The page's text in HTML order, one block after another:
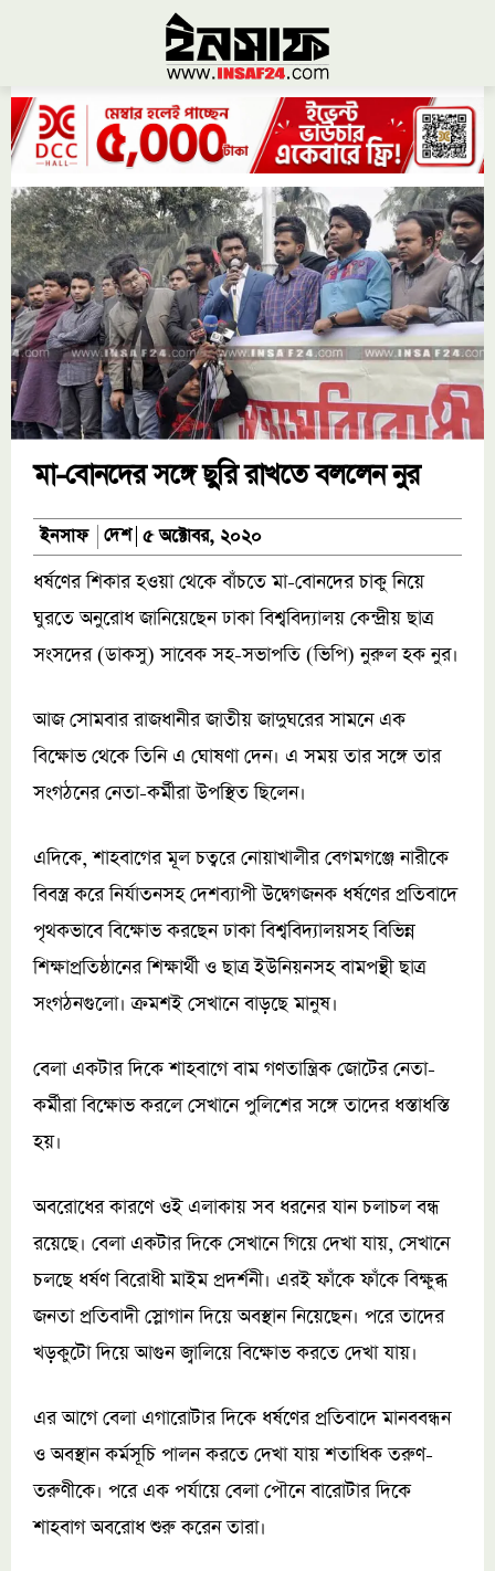
মা-বোনদের সঙ্গে ছুরি রাখতে বললেন নুর
ইনসাফ দেশ ৫ অক্টোবর, ২০২০
ধর্ষণের শিকার হওয়া থেকে বাঁচতে মা-বোনদের চাকু নিয়ে
ঘুরতে অনুরোধ জানিয়েছেন ঢাকা বিশ্ববিদ্যালয় কেন্দ্রীয় ছাত্র
সংসদের (ডাকসু) সাবেক সহ-সভাপতি (ভিপি) নুরুল হক নুর।
আজ সোমবার রাজধানীর জাতীয় জাদুঘরের সামনে এক
বিক্ষোভ থেকে তিনি এ ঘোষণা দেন। এ সময় তার সঙ্গে তার
সংগঠনের নেতা-কর্মীরা উপস্থিত ছিলেন।
এদিকে, শাহবাগের মূল চত্বরে নোয়াখালীর বেগমগঞ্জে নারীকে
বিবস্ত্র করে নির্যাতনসহ দেশব্যাপী উদ্বেগজনক ধর্ষণের প্রতিবাদে
পৃথকভাবে বিক্ষোভ করছেন ঢাকা বিশ্ববিদ্যালয়সহ বিভিন্ন
শিক্ষাপ্রতিষ্ঠানের শিক্ষার্থী ও ছাত্র ইউনিয়নসহ বামপন্থী ছাত্র
সংগঠনগুলো। ক্রমশই সেখানে বাড়ছে মানুষ।
বেলা একটার দিকে শাহবাগে বাম গণতান্ত্রিক জোটের নেতা-
কর্মীরা বিক্ষোভ করলে সেখানে পুলিশের সঙ্গে তাদের ধস্তাধস্তি
হয়।
অবরোধের কারণে ওই এলাকায় সব ধরনের যান চলাচল বন্ধ
রয়েছে। বেলা একটার দিকে সেখানে গিয়ে দেখা যায়, সেখানে
চলছে ধর্ষণ বিরোধী মাইম প্রদর্শনী। এরই ফাঁকে ফাঁকে বিক্ষুব্ধ
জনতা প্রতিবাদী স্লোগান দিয়ে অবস্থান নিয়েছেন। পরে তাদের
খড়কুটো দিয়ে আগুন জ্বালিয়ে বিক্ষোভ করতে দেখা যায়।
এর আগে বেলা এগারোটার দিকে ধর্ষণের প্রতিবাদে মানববন্ধন
ও অবস্থান কর্মসূচি পালন করতে দেখা যায় শতাধিক তরুণ-
তরুণীকে। পরে এক পর্যায়ে বেলা পৌনে বারোটার দিকে
শাহবাগ অবরোধ শুরু করেন তারা।